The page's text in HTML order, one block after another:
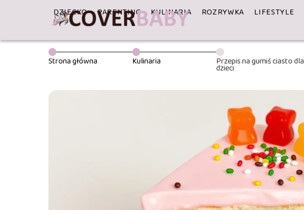
DZIECKO PARENTING KULINARIA ROZRYWKA LIFESTYLE
Strona główna Kulinaria Przepis na gumiś ciasto dla
dzieci